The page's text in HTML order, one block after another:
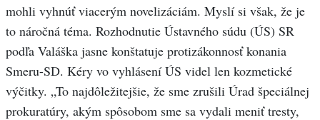
mohli vyhnúť viacerým novelizáciám. Myslí si však, že je
to náročná téma. Rozhodnutie Ústavného súdu (ÚS) SR
podľa Valáška jasne konštatuje protizákonnosť konania
Smeru-SD. Kéry vo vyhlásení ÚS videl len kozmetické
výčitky. „To najdôležitejšie, že sme zrušili Úrad špeciálnej
prokuratúry, akým spôsobom sme sa vydali meniť tresty,